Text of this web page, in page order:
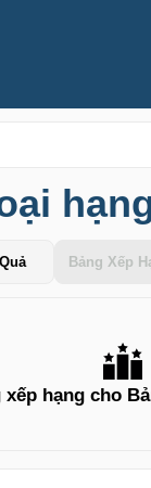
Bảng Xếp
hạng cho